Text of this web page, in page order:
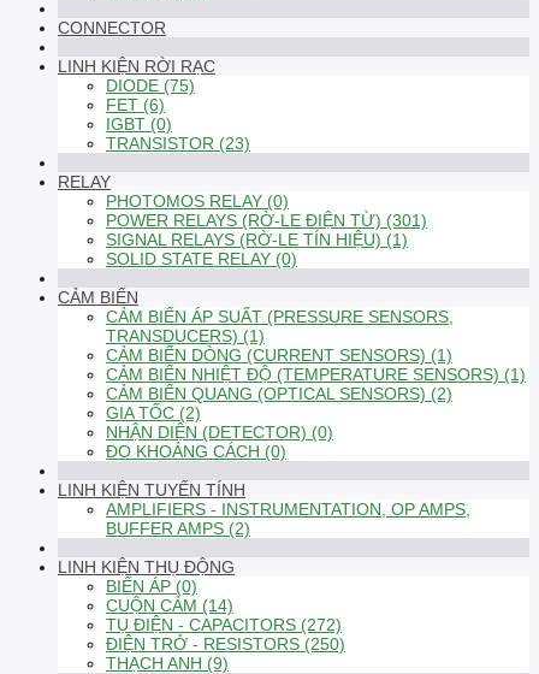
CONNECTOR
LINH KIỆN RỜI RẠC
DIODE (75)
FET (6)
IGBT (0)
TRANSISTOR (23)
RELAY
PHOTOMOS RELAY (0)
POWER RELAYS (RỜ-LE ĐIỆN TỪ) (301)
SIGNAL RELAYS (RỜ-LE TÍN HIỆU) (1)
SOLID STATE RELAY (0)
CẢM BIẾN
CẢM BIẾN ÁP SUẤT (PRESSURE SENSORS,
TRANSDUCERS) (1)
CẢM BIẾN DÒNG (CURRENT SENSORS) (1)
CẢM BIẾN NHIỆT ĐỘ (TEMPERATURE SENSORS) (1)
CẢM BIẾN QUANG (OPTICAL SENSORS) (2)
GIA TỐC (2)
NHẬN DIỆN (DETECTOR) (0)
ĐO KHOẢNG CÁCH (0)
LINH KIỆN TUYẾN TÍNH
AMPLIFIERS - INSTRUMENTATION, OP AMPS,
BUFFER AMPS (2)
LINH KIỆN THỤ ĐỘNG
BIẾN ÁP (0)
CUỘN CẢM (14)
TỤ ĐIỆN - CAPACITORS (272)
ĐIỆN TRỞ - RESISTORS (250)
THẠCH ANH (9)